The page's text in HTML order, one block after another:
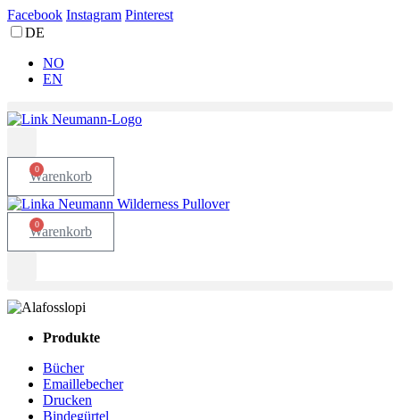
Facebook Instagram Pinterest
DE
NO
EN
0
Warenkorb
0
Warenkorb
Produkte
Bücher
Emaillebecher
Drucken
Bindegürtel